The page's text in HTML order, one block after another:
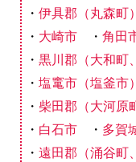
伊具郡（丸森町）
大崎市
角田
黒川郡（大和町
塩竃市（塩釜市）
柴田郡（大河原
白石市
多賀
遠田郡（涌谷町